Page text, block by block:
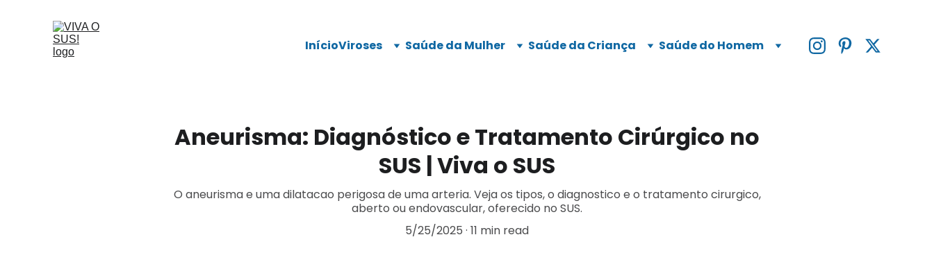
InícioViroses Saúde da Mulher Saúde da Criança Saúde do Homem
Aneurisma: Diagnóstico e Tratamento Cirúrgico no
SUS | Viva o SUS
O aneurisma e uma dilatacao perigosa de uma arteria. Veja os tipos, o diagnostico e o tratamento cirurgico,
aberto ou endovascular, oferecido no SUS.
5/25/2025 11 min read